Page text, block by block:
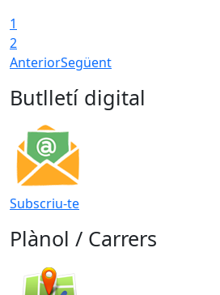
1
2
AnteriorSegüent
Butlletí digital
Subscriu-te
Plànol / Carrers